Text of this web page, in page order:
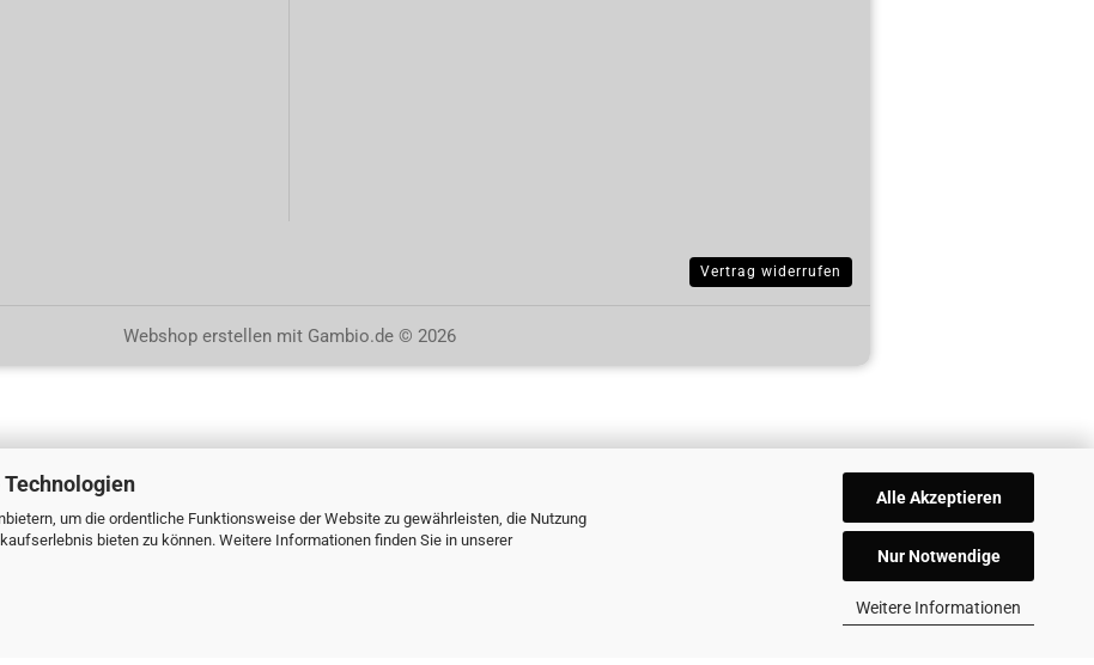
um die ordentliche Funktionsweise der Website zu gewährleisten, die Nutzung
bieten zu können. Weitere Informationen finden Sie in unserer
Alle Akzeptieren
Nur Notwendige
Weitere Informationen
Vertrag widerrufen
Webshop erstellen mit Gambio.de © 2026